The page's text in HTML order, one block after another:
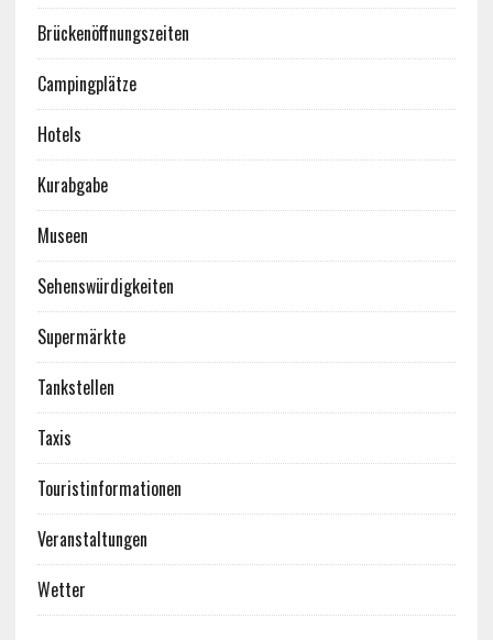
Brückenöffnungszeiten
Campingplätze
Hotels
Kurabgabe
Museen
Sehenswürdigkeiten
Supermärkte
Tankstellen
Taxis
Touristinformationen
Veranstaltungen
Wetter